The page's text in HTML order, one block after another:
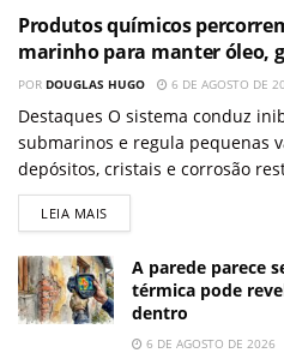
Produtos químicos
marinho para manter óleo,
POR DOUGLAS HUGO 6 DE AGOSTO DE
Destaques O sistema conduz
submarinos e regula pequenas
depósitos, cristais e corrosão
LEIA MAIS
A parede parece
térmica pode
dentro
6 DE AGOSTO DE 2026